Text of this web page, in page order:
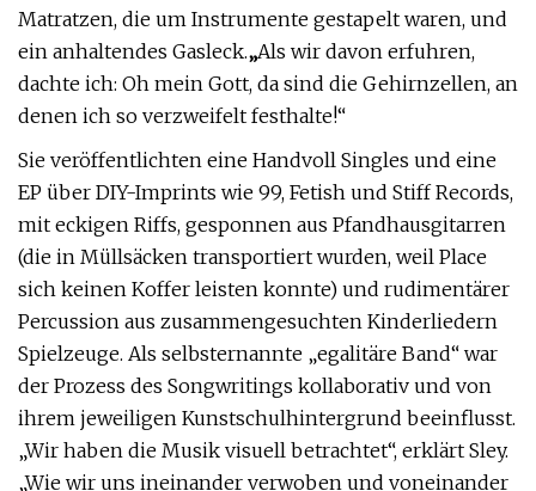
Matratzen, die um Instrumente gestapelt waren, und
ein anhaltendes Gasleck.„Als wir davon erfuhren,
dachte ich: Oh mein Gott, da sind die Gehirnzellen, an
denen ich so verzweifelt festhalte!“
Sie veröffentlichten eine Handvoll Singles und eine
EP über DIY-Imprints wie 99, Fetish und Stiff Records,
mit eckigen Riffs, gesponnen aus Pfandhausgitarren
(die in Müllsäcken transportiert wurden, weil Place
sich keinen Koffer leisten konnte) und rudimentärer
Percussion aus zusammengesuchten Kinderliedern
Spielzeuge. Als selbsternannte „egalitäre Band“ war
der Prozess des Songwritings kollaborativ und von
ihrem jeweiligen Kunstschulhintergrund beeinflusst.
„Wir haben die Musik visuell betrachtet“, erklärt Sley.
„Wie wir uns ineinander verwoben und voneinander